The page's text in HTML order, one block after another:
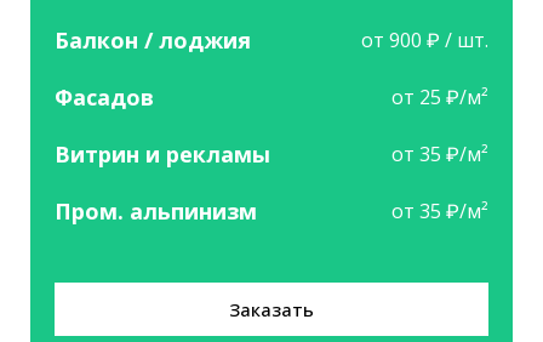
Балкон / лоджия от 900 ₽ / шт.
Фасадов от 25 ₽/м²
Витрин и рекламы от 35 ₽/м²
Пром. альпинизм от 35 ₽/м²
Заказать